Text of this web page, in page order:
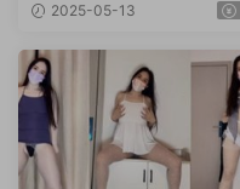
2025-05-13